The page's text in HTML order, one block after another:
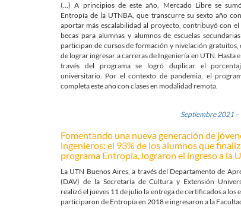
(…) A principios de este año, Mercado Libre se
Entropía de la UTNBA, que transcurre su sexto año
aportar más escalabilidad al proyecto, contribuyó con
becas para alumnas y alumnos de escuelas
participan de cursos de formación y nivelación gratuitos,
de lograr ingresar a carreras de Ingeniería en UTN. Hasta
través del programa se logró duplicar el
universitario. Por el contexto de pandemia, el
completa este año con clases en modalidad remota.
Septiembre 2021
Fomentando una nueva generación de
ingenieros: el 93% de los alumnos que
programa Entropía, lograron el ingreso a la
La UTN Buenos Aires, a través del Departamento de
(DAV) de la Secretaría de Cultura y Extensión
realizó el jueves 11 de julio la entrega de certificados a los
participaron de Entropía en 2018 e ingresaron a la